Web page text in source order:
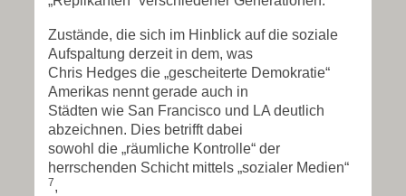
Zustände, die sich im Hinblick auf die soziale
Aufspaltung derzeit in dem, was
Chris Hedges die „gescheiterte Demokratie“
Amerikas nennt gerade auch in
Städten wie San Francisco und LA deutlich
abzeichnen. Dies betrifft dabei
sowohl die „räumliche Kontrolle“ der
herrschenden Schicht mittels „sozialer Medien“
7,